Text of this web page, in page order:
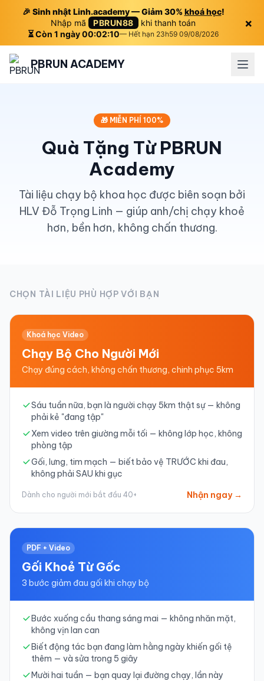
🎉 Sinh nhật Linh.academy — Giảm 30% khoá học!
Nhập mã PBRUN88 khi thanh toán
⏳ Còn 1 ngày 00:02:09— Hết hạn 23h59 09/08/2026
×
PBRUN ACADEMY
🎁 MIỄN PHÍ 100%
Quà Tặng Từ PBRUN
Academy
Tài liệu chạy bộ khoa học được biên soạn bởi
HLV Đỗ Trọng Linh — giúp anh/chị chạy khoẻ
hơn, bền hơn, không chấn thương.
CHỌN TÀI LIỆU PHÙ HỢP VỚI BẠN
Khoá học Video
Chạy Bộ Cho Người Mới
Chạy đúng cách, không chấn thương, chinh phục 5km
Sáu tuần nữa, bạn là người chạy 5km thật sự — không
phải kẻ "đang tập"
Xem video trên giường mỗi tối — không lớp học, không
phòng tập
Gối, lưng, tim mạch — biết bảo vệ TRƯỚC khi đau,
không phải SAU khi gục
Dành cho người mới bắt đầu 40+ Nhận ngay →
PDF + Video
Gối Khoẻ Từ Gốc
3 bước giảm đau gối khi chạy bộ
Bước xuống cầu thang sáng mai — không nhăn mặt,
không vịn lan can
Biết động tác bạn đang làm hằng ngày khiến gối tệ
thêm — và sửa trong 5 giây
Mười hai tuần — bạn quay lại đường chạy, lần này